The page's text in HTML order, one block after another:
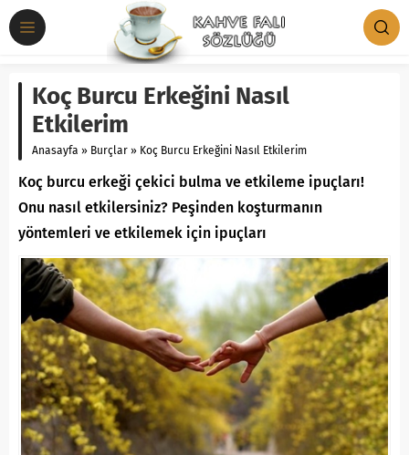
Koç Burcu Erkeğini Nasıl
Etkilerim
Anasayfa » Burçlar » Koç Burcu Erkeğini Nasıl Etkilerim
Koç burcu erkeği çekici bulma ve etkileme ipuçları!
Onu nasıl etkilersiniz? Peşinden koşturmanın
yöntemleri ve etkilemek için ipuçları